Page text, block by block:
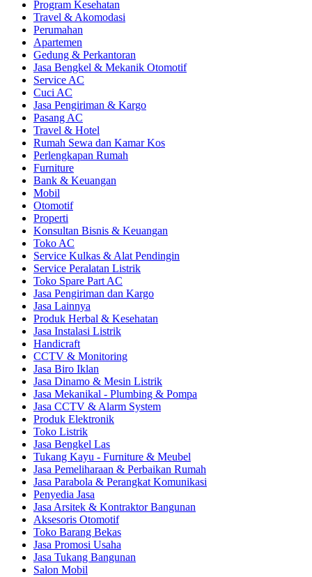
Program Kesehatan
Travel & Akomodasi
Perumahan
Apartemen
Gedung & Perkantoran
Jasa Bengkel & Mekanik Otomotif
Service AC
Cuci AC
Jasa Pengiriman & Kargo
Pasang AC
Travel & Hotel
Rumah Sewa dan Kamar Kos
Perlengkapan Rumah
Furniture
Bank & Keuangan
Mobil
Otomotif
Properti
Konsultan Bisnis & Keuangan
Toko AC
Service Kulkas & Alat Pendingin
Service Peralatan Listrik
Toko Spare Part AC
Jasa Pengiriman dan Kargo
Jasa Lainnya
Produk Herbal & Kesehatan
Jasa Instalasi Listrik
Handicraft
CCTV & Monitoring
Jasa Biro Iklan
Jasa Dinamo & Mesin Listrik
Jasa Mekanikal - Plumbing & Pompa
Jasa CCTV & Alarm System
Produk Elektronik
Toko Listrik
Jasa Bengkel Las
Tukang Kayu - Furniture & Meubel
Jasa Pemeliharaan & Perbaikan Rumah
Jasa Parabola & Perangkat Komunikasi
Penyedia Jasa
Jasa Arsitek & Kontraktor Bangunan
Aksesoris Otomotif
Toko Barang Bekas
Jasa Promosi Usaha
Jasa Tukang Bangunan
Salon Mobil